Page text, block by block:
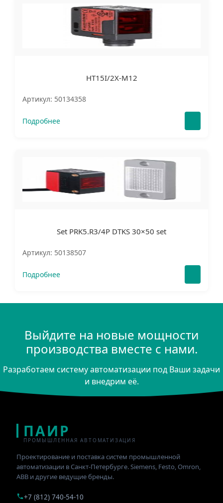
HT15I/2X-M12
Артикул: 50134358
Подробнее
Set PRK5.R3/4P DTKS 30×50 set
Артикул: 50138507
Подробнее
Выйдите на новые мощности
производства вместе с нами.
Разработаем систему автоматизации под Ваши задачи
и внедрим её.
ПАИР
ПРОМЫШЛЕННАЯ АВТОМАТИЗАЦИЯ
Проектирование и поставка систем промышленной
автоматизации в Санкт-Петербурге. Siemens, Festo, Omron,
ABB и другие ведущие бренды.
+7 (812) 740-54-10